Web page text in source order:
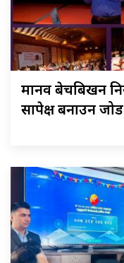
मानव बेचबिखन
सापेक्ष बनाउन जोड